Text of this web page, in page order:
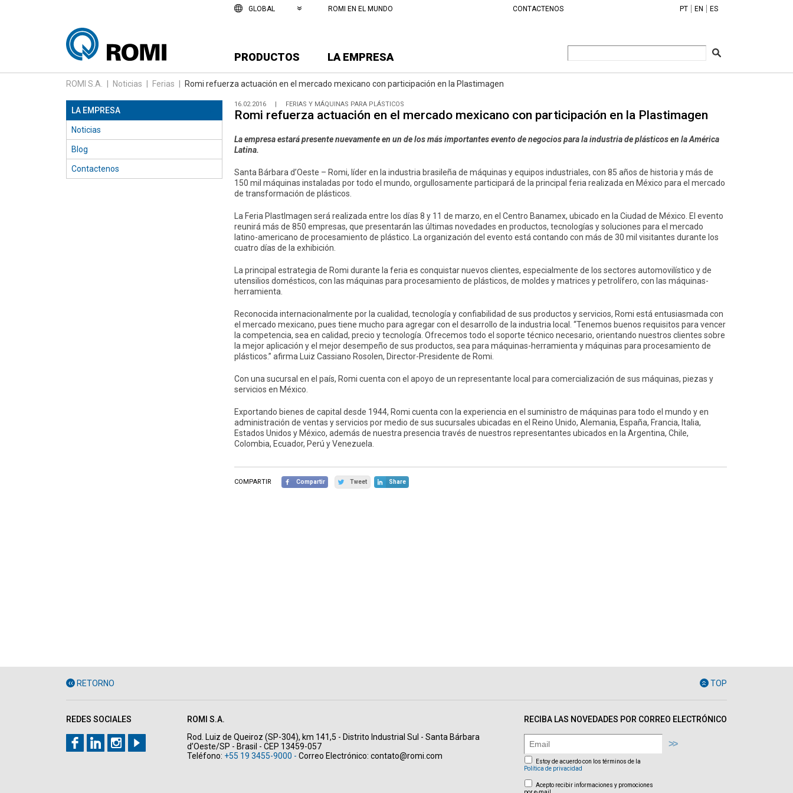
GLOBAL ROMI EN EL MUNDO CONTACTENOS PT EN ES
PRODUCTOS LA EMPRESA
ROMI S.A. Noticias Ferias Romi refuerza actuación en el mercado mexicano con participación en la Plastimagen
LA EMPRESA
Noticias
Blog
Contactenos
16.02.2016 | FERIAS Y MÁQUINAS PARA PLÁSTICOS
Romi refuerza actuación en el mercado mexicano con participación en la Plastimagen
La empresa estará presente nuevamente en un de los más importantes evento de negocios para la industria de plásticos en la América
Latina.
Santa Bárbara d’Oeste – Romi, líder en la industria brasileña de máquinas y equipos industriales, con 85 años de historia y más de
150 mil máquinas instaladas por todo el mundo, orgullosamente participará de la principal feria realizada en México para el mercado
de transformación de plásticos.
La Feria PlastImagen será realizada entre los días 8 y 11 de marzo, en el Centro Banamex, ubicado en la Ciudad de México. El evento
reunirá más de 850 empresas, que presentarán las últimas novedades en productos, tecnologías y soluciones para el mercado
latino-americano de procesamiento de plástico. La organización del evento está contando con más de 30 mil visitantes durante los
cuatro días de la exhibición.
La principal estrategia de Romi durante la feria es conquistar nuevos clientes, especialmente de los sectores automovilístico y de
utensilios domésticos, con las máquinas para procesamiento de plásticos, de moldes y matrices y petrolífero, con las máquinas-
herramienta.
Reconocida internacionalmente por la cualidad, tecnología y confiabilidad de sus productos y servicios, Romi está entusiasmada con
el mercado mexicano, pues tiene mucho para agregar con el desarrollo de la industria local. “Tenemos buenos requisitos para vencer
la competencia, sea en calidad, precio y tecnología. Ofrecemos todo el soporte técnico necesario, orientando nuestros clientes sobre
la mejor aplicación y el mejor desempeño de sus productos, sea para máquinas-herramienta y máquinas para procesamiento de
plásticos.” afirma Luiz Cassiano Rosolen, Director-Presidente de Romi.
Con una sucursal en el país, Romi cuenta con el apoyo de un representante local para comercialización de sus máquinas, piezas y
servicios en México.
Exportando bienes de capital desde 1944, Romi cuenta con la experiencia en el suministro de máquinas para todo el mundo y en
administración de ventas y servicios por medio de sus sucursales ubicadas en el Reino Unido, Alemania, España, Francia, Italia,
Estados Unidos y México, además de nuestra presencia través de nuestros representantes ubicados en la Argentina, Chile,
Colombia, Ecuador, Perú y Venezuela.
COMPARTIR Compartir Tweet Share
RETORNO TOP
REDES SOCIALES
ROMI S.A.
Rod. Luiz de Queiroz (SP-304), km 141,5 - Distrito Industrial Sul - Santa Bárbara
d’Oeste/SP - Brasil - CEP 13459-057
Teléfono: +55 19 3455-9000 - Correo Electrónico: contato@romi.com
RECIBA LAS NOVEDADES POR CORREO ELECTRÓNICO
Estoy de acuerdo con los términos de la
Política de privacidad
Acepto recibir informaciones y promociones